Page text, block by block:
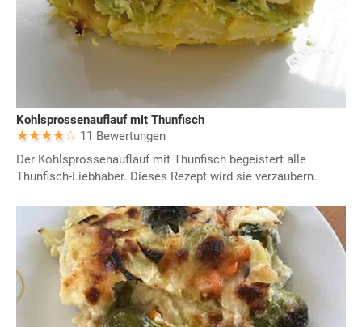
Kohlsprossenauflauf mit Thunfisch
11 Bewertungen
Der Kohlsprossenauflauf mit Thunfisch begeistert alle
Thunfisch-Liebhaber. Dieses Rezept wird sie verzaubern.